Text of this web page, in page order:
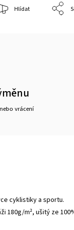
Hlídat
vrácení
cyklistiky a sportu.
180g/m², ušitý ze